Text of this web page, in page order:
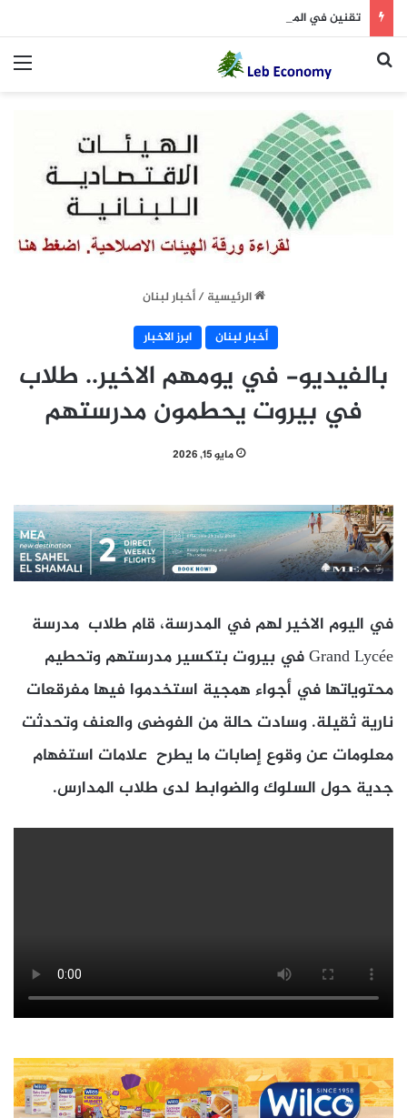
تقنين في المياه في هذه المنطقة
بحث عن
الرئيسية / أخبار لبنان
أخبار لبنان
ابرز الاخبار
بالفيديو- في يومهم الاخير.. طلاب
في بيروت يحطمون مدرستهم
مايو 15, 2026
في اليوم الاخير لهم في المدرسة، قام طلاب مدرسة
Grand Lycée في بيروت بتكسير مدرستهم وتحطيم
محتوياتها في أجواء همجية استخدموا فيها مفرقعات
نارية ثقيلة. وسادت حالة من الفوضى والعنف وتحدثت
معلومات عن وقوع إصابات ما يطرح علامات استفهام
جدية حول السلوك والضوابط لدى طلاب المدارس.